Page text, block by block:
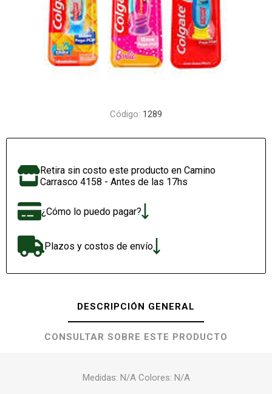
Código: 1289
Retira sin costo este producto en Camino
Carrasco 4158 - Antes de las 17hs
¿Cómo lo puedo pagar?
Plazos y costos de envío
DESCRIPCIÓN GENERAL
CONSULTAR SOBRE ESTE PRODUCTO
Medidas: N/A Colores: N/A